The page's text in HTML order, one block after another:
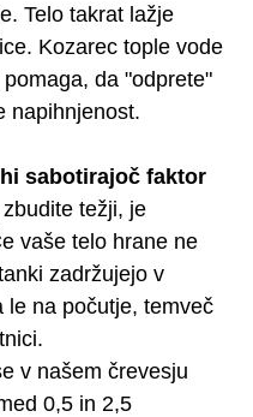
Telo takrat lažje
Kozarec tople vode
da "odprete"
napihnjenost.
sabotirajoč faktor
težji, je
vaše telo hrane ne
zadržujejo v
le na počutje, temveč
v našem črevesju
0,5 in 2,5